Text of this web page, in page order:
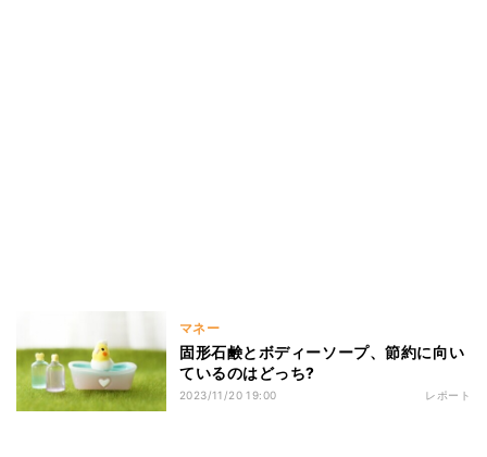
マネー
固形石鹸とボディーソープ、節約に向い
ているのはどっち?
2023/11/20 19:00 レポート